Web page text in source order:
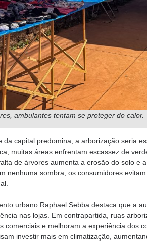
ambulantes tentam se proteger do
da capital predomina, a arborização seria
muitas áreas enfrentam escassez de
de árvores aumenta a erosão do solo e
nenhuma sombra, os consumidores
urbano Raphael Sebba destaca que a
nas lojas. Em contrapartida, ruas
comerciais e melhoram a experiência dos
investir mais em climatização,